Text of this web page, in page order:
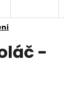
-